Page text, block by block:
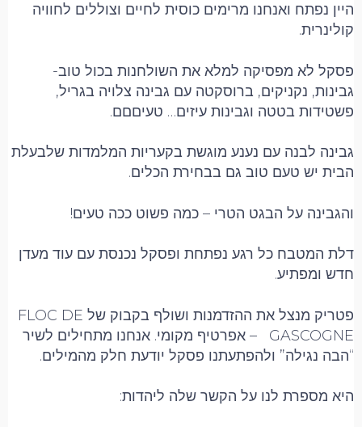
היין נפתח ואנחנו מרימים כוסית לחיים וצוללים לחוויה
קולינרית.
פסקל לא מפסיקה למלא את השולחנות בכול טוב-
גבינות, נקניקים, ברוסקטה עם גבינה צלויה בגריל,
פשטידות בטטה וגבינות עיזים… טעיםםם.
גבינה לבנה עם נענע מוגשת בקעריות המלמדות שלבעלת
הבית יש טעם טוב גם בבחירת הכלים.
והגבינה על הבגט הטרי – כמה פשוט ככה טעים!
דלת המטבח כל רגע נפתחת ופסקל נכנסת עם עוד מעדן
חדש ומפתיע.
פטריק מנצל את ההזדמנות ושולף בקבוק של FLOC DE
GASCOGNE – אפרטיף מקומי. אנחנו מתחילים לשיר
“הבה נגילה” ולהפתעתנו פסקל יודעת חלק מהמילים.
היא מספרת לנו על הקשר שלה ליהדות: